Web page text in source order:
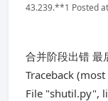
43.239.**1 Posted
合并阶段出错 最
Traceback
File "shutil.py",